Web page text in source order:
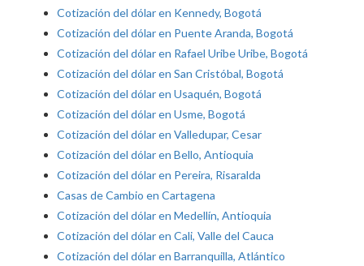
Cotización del dólar en Kennedy, Bogotá
Cotización del dólar en Puente Aranda, Bogotá
Cotización del dólar en Rafael Uribe Uribe, Bogotá
Cotización del dólar en San Cristóbal, Bogotá
Cotización del dólar en Usaquén, Bogotá
Cotización del dólar en Usme, Bogotá
Cotización del dólar en Valledupar, Cesar
Cotización del dólar en Bello, Antioquia
Cotización del dólar en Pereira, Risaralda
Casas de Cambio en Cartagena
Cotización del dólar en Medellín, Antioquia
Cotización del dólar en Cali, Valle del Cauca
Cotización del dólar en Barranquilla, Atlántico